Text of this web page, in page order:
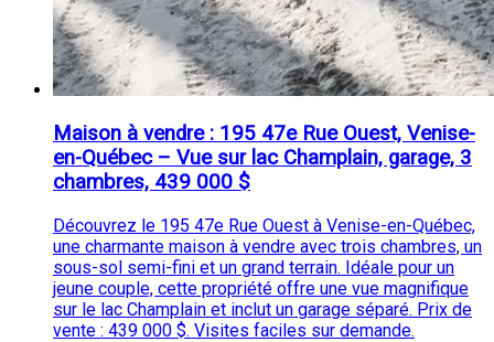
Maison à vendre : 195 47e Rue Ouest, Venise-
en-Québec – Vue sur lac Champlain, garage, 3
chambres, 439 000 $
Découvrez le 195 47e Rue Ouest à Venise-en-Québec,
une charmante maison à vendre avec trois chambres, un
sous-sol semi-fini et un grand terrain. Idéale pour un
jeune couple, cette propriété offre une vue magnifique
sur le lac Champlain et inclut un garage séparé. Prix de
vente : 439 000 $. Visites faciles sur demande.